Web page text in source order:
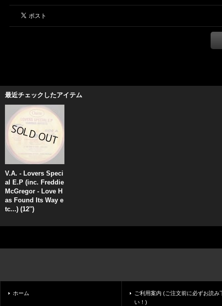
最近チェックしたアイテム
V.A. - Lovers Speci
al E.P (inc. Freddie
McGregor - Love H
as Found Its Way e
tc...) (12'')
ホーム
ご利用案内 (ご注文前に必ずお読み
い！)